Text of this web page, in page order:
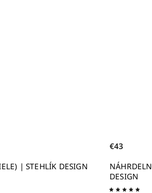
NÁHRDELNÍK SRDCE MALÉ FOLKLOR |